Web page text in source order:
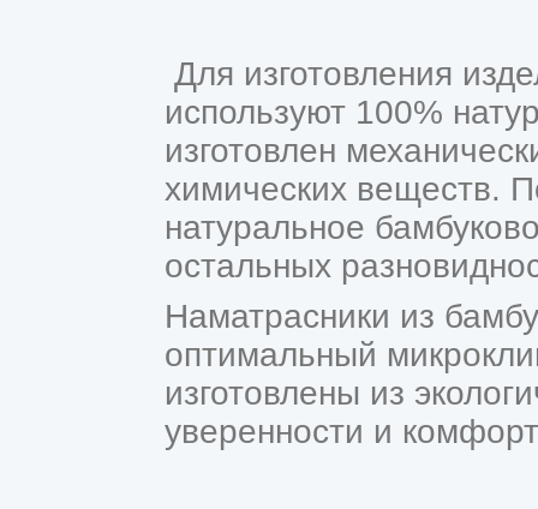
Для изготовления
используют 100%
изготовлен
химических веществ.
натуральное
остальных
Наматрасники из
оптимальный
изготовлены из
уверенности и